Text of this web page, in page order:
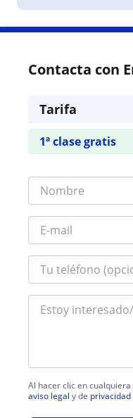
Contacta con
Tarifa
1ª clase gratis
Al hacer clic en
aviso legal y de privacidad